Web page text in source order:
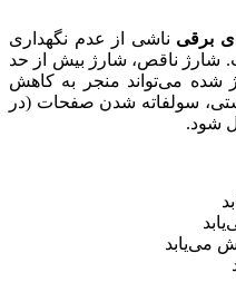
برقی ناشی از عدم نگهداری
شارژ ناقص، شارژ بیش از حد
شده می‌تواند منجر به کاهش
سولفاته شدن صفحات (در
شود.
می‌یابد